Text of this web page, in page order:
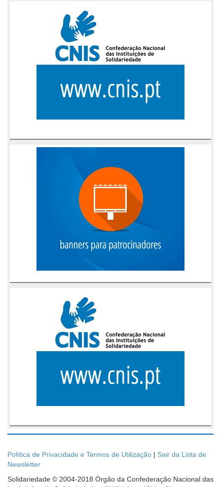
Política de Privacidade e Termos de Utilização | Sair da Lista de
Newsletter
Solidariedade © 2004-2018 Órgão da Confederação Nacional das